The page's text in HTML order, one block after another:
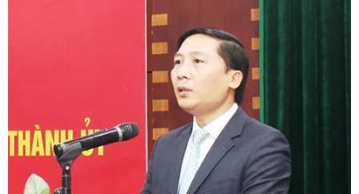
Không mạo hiểm đánh đổi tính mạng khi
lựa chọn mưu sinh xứ người
08/11/2019 03:20
Bên cạnh việc trấn áp tội phạm mua bán người và đưa